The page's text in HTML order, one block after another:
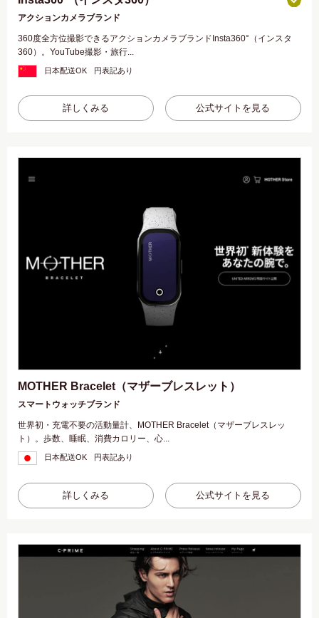
アクションカメラブランド
360度全方位撮影できるアクションカメラブランドInsta360°（インスタ
360）。YouTube撮影・旅行...
日本配送OK 円表記あり
詳しくみる 公式サイトを見る
MOTHER Bracelet（マザーブレスレット）
スマートウォッチブランド
世界初・充電不要の活動量計、MOTHER Bracelet（マザーブレスレッ
ト）。歩数、睡眠、消費カロリー、心...
日本配送OK 円表記あり
詳しくみる 公式サイトを見る